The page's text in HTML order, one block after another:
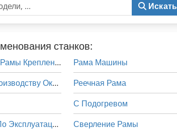
Искать
станков:
Деревянные Рамы Крепления
Завод По Производству Окон
Инструкции По Эксплуатации
Рама Машины
Реечная Рама
С Подогревом
Сверление Рамы